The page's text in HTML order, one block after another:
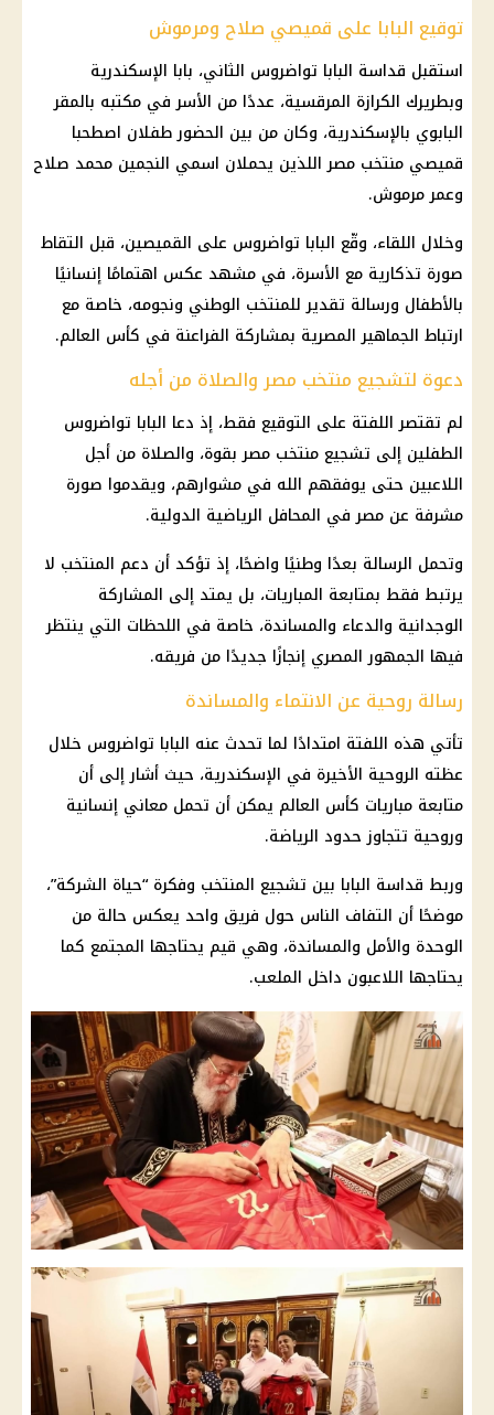
توقيع البابا على قميصي صلاح ومرموش
استقبل قداسة البابا تواضروس الثاني، بابا الإسكندرية
وبطريرك الكرازة المرقسية، عددًا من الأسر في مكتبه بالمقر
البابوي بالإسكندرية، وكان من بين الحضور طفلان اصطحبا
قميصي منتخب مصر اللذين يحملان اسمي النجمين محمد صلاح
وعمر مرموش.
وخلال اللقاء، وقّع البابا تواضروس على القميصين، قبل التقاط
صورة تذكارية مع الأسرة، في مشهد عكس اهتمامًا إنسانيًا
بالأطفال ورسالة تقدير للمنتخب الوطني ونجومه، خاصة مع
ارتباط الجماهير المصرية بمشاركة الفراعنة في كأس العالم.
دعوة لتشجيع منتخب مصر والصلاة من أجله
لم تقتصر اللفتة على التوقيع فقط، إذ دعا البابا تواضروس
الطفلين إلى تشجيع منتخب مصر بقوة، والصلاة من أجل
اللاعبين حتى يوفقهم الله في مشوارهم، ويقدموا صورة
مشرفة عن مصر في المحافل الرياضية الدولية.
وتحمل الرسالة بعدًا وطنيًا واضحًا، إذ تؤكد أن دعم المنتخب لا
يرتبط فقط بمتابعة المباريات، بل يمتد إلى المشاركة
الوجدانية والدعاء والمساندة، خاصة في اللحظات التي ينتظر
فيها الجمهور المصري إنجازًا جديدًا من فريقه.
رسالة روحية عن الانتماء والمساندة
تأتي هذه اللفتة امتدادًا لما تحدث عنه البابا تواضروس خلال
عظته الروحية الأخيرة في الإسكندرية، حيث أشار إلى أن
متابعة مباريات كأس العالم يمكن أن تحمل معاني إنسانية
وروحية تتجاوز حدود الرياضة.
وربط قداسة البابا بين تشجيع المنتخب وفكرة “حياة الشركة”،
موضحًا أن التفاف الناس حول فريق واحد يعكس حالة من
الوحدة والأمل والمساندة، وهي قيم يحتاجها المجتمع كما
يحتاجها اللاعبون داخل الملعب.